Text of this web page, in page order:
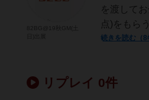
を渡して
点)をもら
続きを読む（8
リプレイ 0件